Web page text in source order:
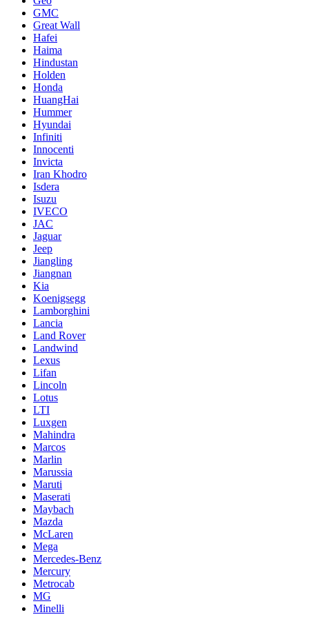
GMC
Great Wall
Hafei
Haima
Hindustan
Holden
Honda
HuangHai
Hummer
Hyundai
Infiniti
Innocenti
Invicta
Iran Khodro
Isdera
Isuzu
IVECO
JAC
Jaguar
Jeep
Jiangling
Jiangnan
Kia
Koenigsegg
Lamborghini
Lancia
Land Rover
Landwind
Lexus
Lifan
Lincoln
Lotus
LTI
Luxgen
Mahindra
Marcos
Marlin
Marussia
Maruti
Maserati
Maybach
Mazda
McLaren
Mega
Mercedes-Benz
Mercury
Metrocab
MG
Minelli